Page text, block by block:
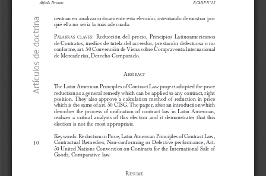
10
Artículos de doctrina
Alfredo Ferrante RChDP Nº 22
centran en analizar críticamente esta elección, intentando demostrar por
qué ella no sería la más adecuada.
palabraS clavES: Reducción del precio, Principios Latinoamericanos
de Contratos, medios de tutela del acreedor, prestación defectuosa o no
conforme, art. 50 Convención de Viena sobre Compraventa Internacional
de Mercaderías, Derecho Comparado.
a bStract
The Latin American Principles of Contract Law project adopted the price
reduction as a general remedy which can be applied to any contract, right
position. They also approve a calculation method of reduction in price
which is the same of art. 50 CISG. The paper, after an introduction which
describes the process of unification of contract law in Latin American,
realizes a critical analysis of this election and it demonstrates that this
election is not the most appropriate.
Keywords: Reduction in Price, Latin American Principles of Contract Law,
Contractual Remedies, Non-conforming or Defective performance, Art.
50 United Nations Convention on Contracts for the International Sale of
Goods, Comparative law.
r éSumé